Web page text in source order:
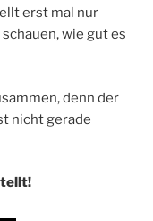
erst mal nur
wie gut es
denn der
nicht gerade